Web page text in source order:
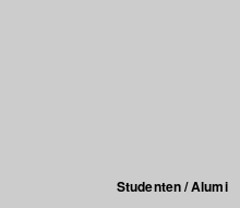
Studenten / Alumi